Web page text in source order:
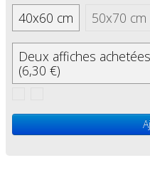
40x60 cm 50x70 cm
Deux affiches
(6,30 €)